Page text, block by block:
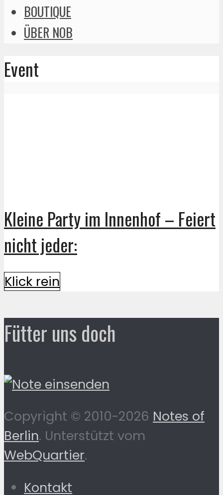
BOUTIQUE
ÜBER NOB
Event
Kleine Party im Innenhof – Feiert
nicht jeder:
Klick rein
Fütter uns doch
Copyright © 2010-2026 Notes of
Berlin. Unterstützt vom
WebQuartier.
Kontakt